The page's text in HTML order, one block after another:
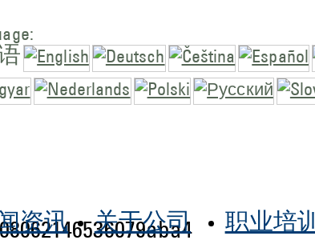
资讯 关于公司 职业培训